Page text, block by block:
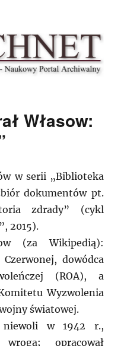
Własow:
w serii „Biblioteka
dokumentów pt.
zdrady” (cykl
2015).
(za Wikipedią):
dowódca
(ROA), a
Wyzwolenia
światowej.
niewoli w 1942 r.,
opracował